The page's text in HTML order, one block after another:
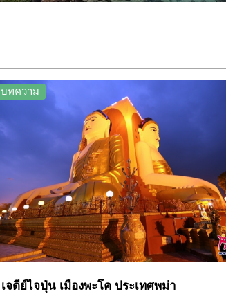
บทความ
เจดีย์ไจปุ่น เมืองพะโค ประเทศพม่า